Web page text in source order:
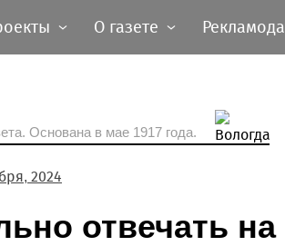
О газете
Основана в мае 1917 года.
2024
отвечать на